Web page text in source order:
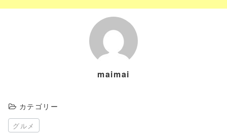
maimai
カテゴリー
グルメ